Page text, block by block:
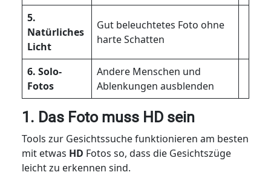
5.
Natürliches
Licht
Gut beleuchtetes Foto ohne
harte Schatten
6. Solo-
Fotos
Andere Menschen und
Ablenkungen ausblenden
1. Das Foto muss HD sein
Tools zur Gesichtssuche funktionieren am besten
mit etwas HD Fotos so, dass die Gesichtszüge
leicht zu erkennen sind.